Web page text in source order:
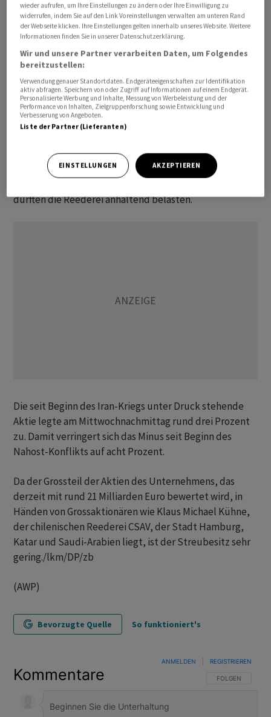
Der Umsatz fiel um nahezu 17 Prozent auf 4,2 Milliarden
Euro, was mit dem Fall der Transportpreise bei
stagnierenden Transportmengen zusammenhing.
Gegen Ende April sassen wegen der weitgehenden
Blockade der Strasse von Hormus noch vier
Containerschiffe der Reederei im Persischen Golf fest.
verursache wöchentlich zusätzliche Kosten von rund 50
Millionen US-Dollar. Er begründete das mit gestiegenen
dürften die Reederei anhaltend belasten.
Die seit Beginn des Iran-Kriegs unter Druck stehende
Aktie legte am Mittwochnachmittag rund drei Prozent
zu. Damit verringert sich das Minus seit Beginn des
Nahost-Konflikts auf acht Prozent.
Da der Grossteil der Aktien des Unternehmens, das
derzeit mit rund 21 Milliarden Euro bewertet wird, in
Händen von Grossaktionären wie Klaus Michael Kühne,
der chilenischen Reederei CSAV, der Stadt Hamburg,
Katar und Saudi-Arabien liegt, ist der Streubesitz sehr
gering./lkm/DP/zb
(AWP)
Bevorzugte Quelle So funktioniert's
Kommentare FOLGE DIESER
FOLGEN
ANMELDEN REGISTRIEREN
wieder aufrufen, um Ihre Einstellungen zu ändern oder Ihre Einwilligung zu
widerrufen, indem Sie auf den Link Voreinstellungen verwalten am unteren Rand
der Webseite klicken. Ihre Einstellungen gelten innerhalb unseres Website. Weitere
Informationen finden Sie in unserer Datenschutzerklärung.
Wir und unsere Partner verarbeiten Daten, um Folgendes
bereitzustellen:
Verwendung genauer Standortdaten. Endgeräteeigenschaften zur Identifikation
aktiv abfragen. Speichern von oder Zugriff auf Informationen auf einem Endgerät.
Personalisierte Werbung und Inhalte, Messung von Werbeleistung und der
Performance von Inhalten, Zielgruppenforschung sowie Entwicklung und
Verbesserung von Angeboten.
Liste der Partner (Lieferanten)
EINSTELLUNGEN AKZEPTIEREN